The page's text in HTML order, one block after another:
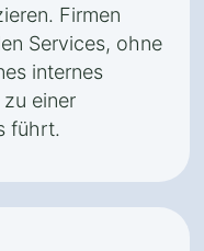
Firmen
Services, ohne
internes
einer
führt.